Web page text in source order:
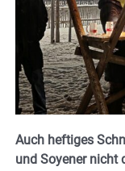
Auch heftiges
und Soyener nicht